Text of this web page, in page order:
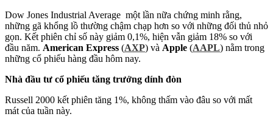
Dow Jones Industrial Average một lần nữa chứng minh rằng,
những gã khổng lồ thường chậm chạp hơn so với những đối thủ nhỏ
gọn. Kết phiên chỉ số này giảm 0,1%, hiện vẫn giảm 18% so với
đầu năm. American Express (AXP) và Apple (AAPL) nằm trong
những cổ phiếu hàng đầu hôm nay.
Nhà đầu tư cổ phiếu tăng trưởng dính đòn
Russell 2000 kết phiên tăng 1%, không thấm vào đâu so với mất
mát của tuần này.